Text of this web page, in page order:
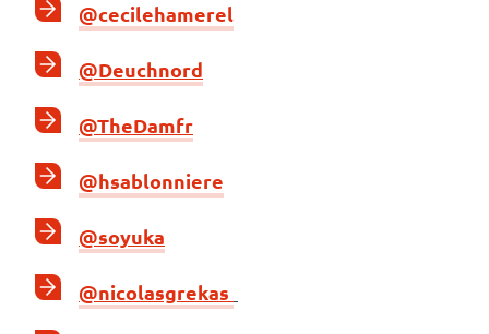
@cecilehamerel
@Deuchnord
@TheDamfr
@hsablonniere
@soyuka
@nicolasgrekas